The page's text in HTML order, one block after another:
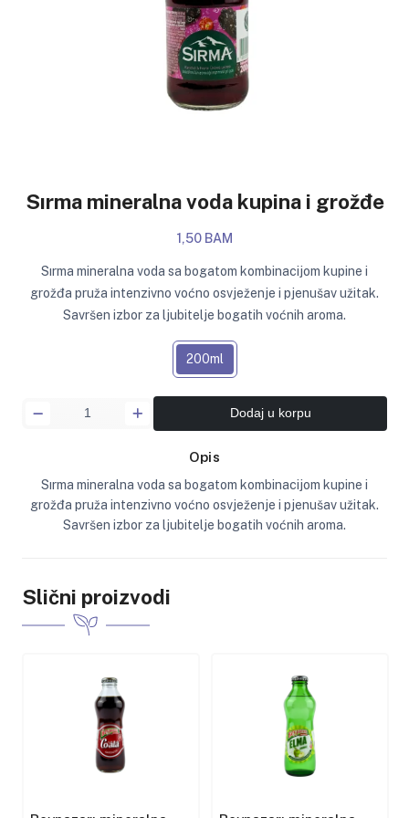
Sırma mineralna voda kupina i grožđe
1,50 BAM
Sırma mineralna voda sa bogatom kombinacijom kupine i
grožđa pruža intenzivno voćno osvježenje i pjenušav užitak.
Savršen izbor za ljubitelje bogatih voćnih aroma.
200ml
Dodaj u korpu
Opis
Sırma mineralna voda sa bogatom kombinacijom kupine i
grožđa pruža intenzivno voćno osvježenje i pjenušav užitak.
Savršen izbor za ljubitelje bogatih voćnih aroma.
Slični proizvodi